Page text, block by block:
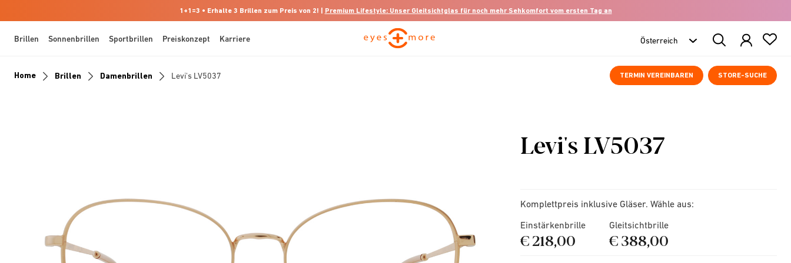
1+1=3 • Erhalte 3 Brillen zum Preis von 2! | Premium Lifestyle: Unser Gleitsichtglas für noch mehr Sehkomfort vom ersten Tag an
Brillen Sonnenbrillen Sportbrillen Preiskonzept Karriere
Search
Products
TERMIN VEREINBAREN STORE-SUCHE
Home Brillen Damenbrillen Levi's LV5037
Levi's LV5037
Komplettpreis inklusive Gläser. Wähle aus:
Einstärkenbrille
€ 218,00
Gleitsichtbrille
€ 388,00